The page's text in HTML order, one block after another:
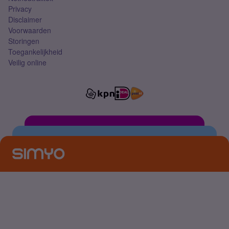
Privacy
Disclaimer
Voorwaarden
Storingen
Toegankelijkheid
Veilig online